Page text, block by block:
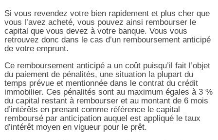
Si vous revendez votre bien rapidement et plus cher que
vous l’avez acheté, vous pouvez ainsi rembourser le
capital que vous devez à votre banque. Vous vous
retrouvez donc dans le cas d’un remboursement anticipé
de votre emprunt.
Ce remboursement anticipé a un coût puisqu’il fait l’objet
du paiement de pénalités, une situation la plupart du
temps prévue et mentionnée dans le contrat du crédit
immobilier. Ces pénalités sont au maximum égales à 3 %
du capital restant à rembourser et au montant de 6 mois
d’intérêts en prenant comme référence le capital
remboursé par anticipation auquel est appliqué le taux
d’intérêt moyen en vigueur pour le prêt.